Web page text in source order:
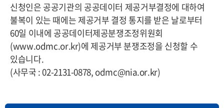
신청인은 공공기관의 공공데이터 제공거부결정에 대하여
불복이 있는 때에는 제공거부 결정 통지를 받은 날로부터
60일 이내에 공공데이터제공분쟁조정위원회
(www.odmc.or.kr)에 제공거부 분쟁조정을 신청할 수
있습니다.
(사무국 : 02-2131-0878, odmc@nia.or.kr)